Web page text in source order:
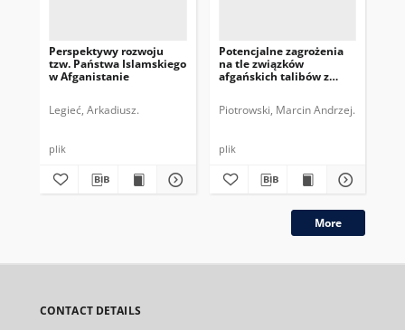
Perspektywy rozwoju
tzw. Państwa Islamskiego
w Afganistanie
Legieć, Arkadiusz.
plik
Potencjalne zagrożenia
na tle związków
afgańskich talibów z
Piotrowski, Marcin Andrzej.
plik
More
CONTACT DETAILS